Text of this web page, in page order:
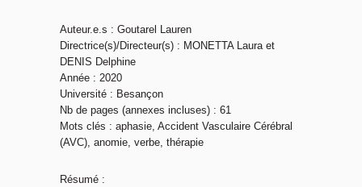
Auteur.e.s : Goutarel Lauren
Directrice(s)/Directeur(s) : MONETTA Laura et
DENIS Delphine
Année : 2020
Université : Besançon
Nb de pages (annexes incluses) : 61
Mots clés : aphasie, Accident Vasculaire Cérébral
(AVC), anomie, verbe, thérapie
Résumé :